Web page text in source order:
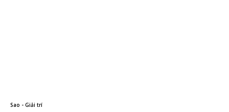
Sao - Giải trí